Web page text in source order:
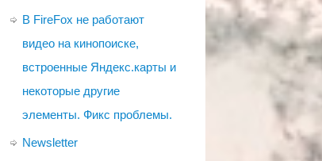
В FireFox не работают
видео на кинопоиске,
встроенные Яндекс.карты и
некоторые другие
элементы. Фикс проблемы.
Newsletter